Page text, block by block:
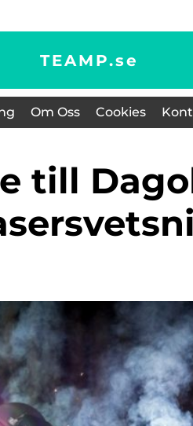
TEAMP.se
Om Oss Cookies